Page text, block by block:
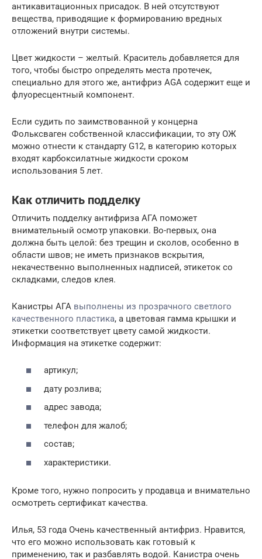
антикавитационных присадок. В ней отсутствуют
вещества, приводящие к формированию вредных
отложений внутри системы.
Цвет жидкости – желтый. Краситель добавляется для
того, чтобы быстро определять места протечек,
специально для этого же, антифриз AGA содержит еще и
флуоресцентный компонент.
Если судить по заимствованной у концерна
Фольксваген собственной классификации, то эту ОЖ
можно отнести к стандарту G12, в категорию которых
входят карбоксилатные жидкости сроком
использования 5 лет.
Как отличить подделку
Отличить подделку антифриза АГА поможет
внимательный осмотр упаковки. Во-первых, она
должна быть целой: без трещин и сколов, особенно в
области швов; не иметь признаков вскрытия,
некачественно выполненных надписей, этикеток со
складками, следов клея.
Канистры АГА выполнены из прозрачного светлого
качественного пластика, а цветовая гамма крышки и
этикетки соответствует цвету самой жидкости.
Информация на этикетке содержит:
артикул;
дату розлива;
адрес завода;
телефон для жалоб;
состав;
характеристики.
Кроме того, нужно попросить у продавца и внимательно
осмотреть сертификат качества.
Илья, 53 года Очень качественный антифриз. Нравится,
что его можно использовать как готовый к
применению, так и разбавлять водой. Канистра очень